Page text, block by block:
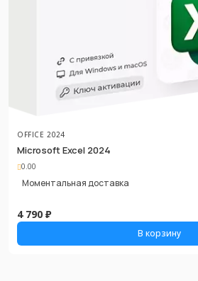
OFFICE 2024
Microsoft Excel 2024
0.00
Моментальная доставка
4 790 ₽
В корзину